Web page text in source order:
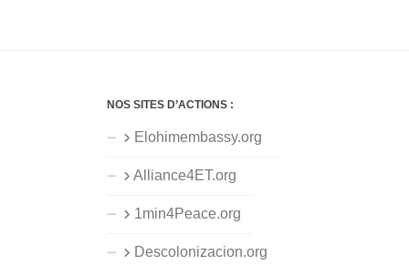
NOS SITES D’ACTIONS :
Elohimembassy.org
Alliance4ET.org
1min4Peace.org
Descolonizacion.org